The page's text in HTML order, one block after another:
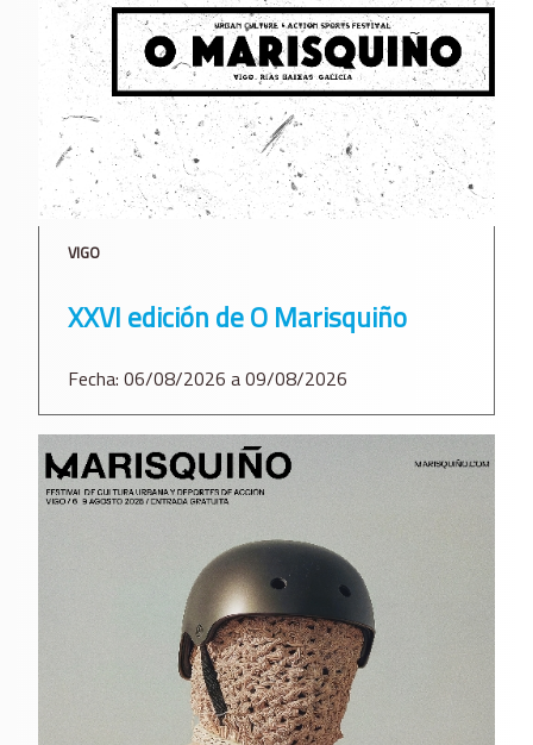
VIGO
XXVI edición de O Marisquiño
Fecha: 06/08/2026 a 09/08/2026